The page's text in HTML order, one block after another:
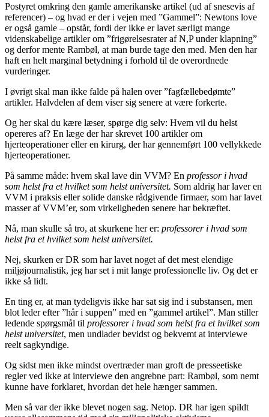
Postyret omkring den gamle amerikanske artikel (ud af snesevis af
referencer) – og hvad er der i vejen med ”Gammel”: Newtons love
er også gamle – opstår, fordi der ikke er lavet særligt mange
videnskabelige artikler om ”frigørelsesrater af N,P under klapning”
og derfor mente Rambøl, at man burde tage den med. Men den har
haft en helt marginal betydning i forhold til de overordnede
vurderinger.
I øvrigt skal man ikke falde på halen over ”fagfællebedømte”
artikler. Halvdelen af dem viser sig senere at være forkerte.
Og her skal du kære læser, spørge dig selv: Hvem vil du helst
opereres af? En læge der har skrevet 100 artikler om
hjerteoperationer eller en kirurg, der har gennemført 100 vellykkede
hjerteoperationer.
På samme måde: hvem skal lave din VVM? En professor i hvad
som helst fra et hvilket som helst universitet. Som aldrig har laver en
VVM i praksis eller solide danske rådgivende firmaer, som har lavet
masser af VVM’er, som virkeligheden senere har bekræftet.
Nå, man skulle så tro, at skurkene her er: professorer i hvad som
helst fra et hvilket som helst universitet.
Nej, skurken er DR som har lavet noget af det mest elendige
miljøjournalistik, jeg har set i mit lange professionelle liv. Og det er
ikke så lidt.
En ting er, at man tydeligvis ikke har sat sig ind i substansen, men
blot leder efter ”hår i suppen” med en ”gammel artikel”. Man stiller
ledende spørgsmål til professorer i hvad som helst fra et hvilket som
helst universitet, men undlader bevidst og bekvemt at interviewe
reelt sagkyndige.
Og sidst men ikke mindst overtræder man groft de presseetiske
regler ved ikke at interviewe den angrebne part: Rambøl, som nemt
kunne have forklaret, hvordan det hele hænger sammen.
Men så var der ikke blevet nogen sag. Netop. DR har igen spildt